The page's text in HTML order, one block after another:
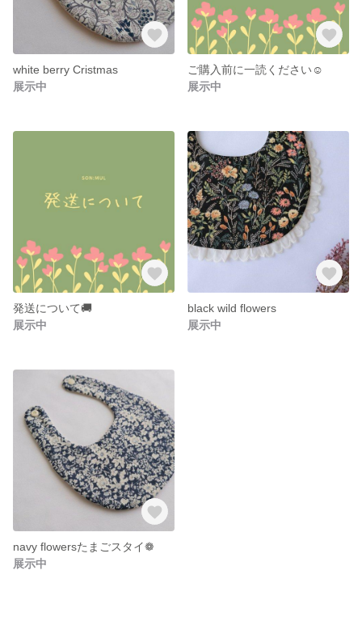
white berry Cristmas
展示中
ご購入前に一読ください☺︎︎
展示中
発送について🚚
展示中
black wild flowers
展示中
navy flowersたまごスタイ❁
展示中